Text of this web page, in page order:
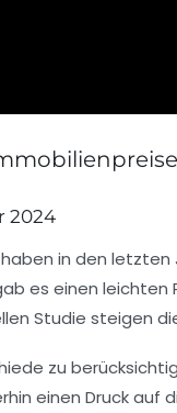
2024
in den letzten
es einen
Studie steigen
zu
einen Druck auf